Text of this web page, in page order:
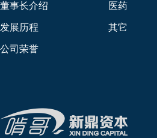
董事长介绍
发展历程
公司荣誉
医药
其它